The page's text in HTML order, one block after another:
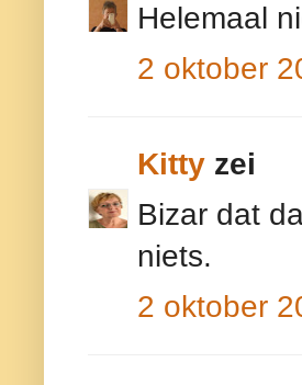
Helemaal
2 oktober
Kitty zei
Bizar dat
niets.
2 oktober